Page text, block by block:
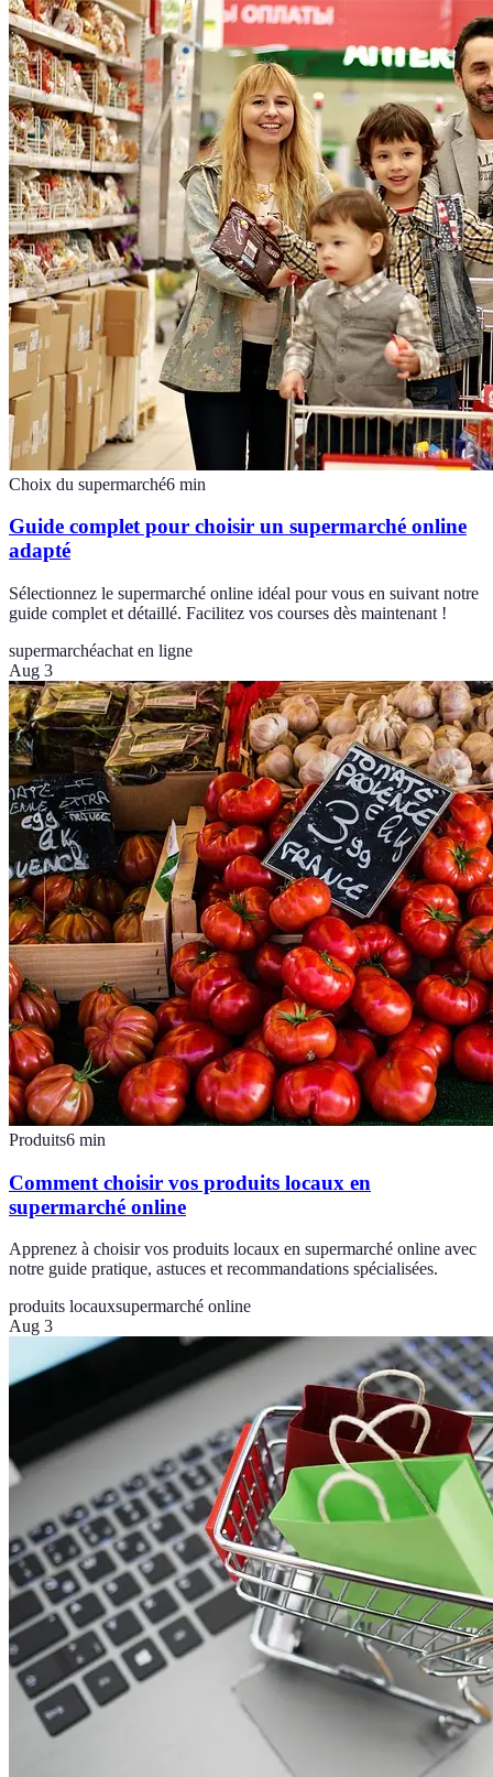
Choix du supermarché6 min
Guide complet pour choisir un supermarché online
adapté
Sélectionnez le supermarché online idéal pour vous en suivant notre
guide complet et détaillé. Facilitez vos courses dès maintenant !
supermarchéachat en ligne
Aug 3
Produits6 min
Comment choisir vos produits locaux en
supermarché online
Apprenez à choisir vos produits locaux en supermarché online avec
notre guide pratique, astuces et recommandations spécialisées.
produits locauxsupermarché online
Aug 3